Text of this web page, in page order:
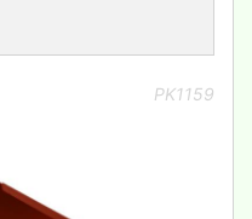
PK1159